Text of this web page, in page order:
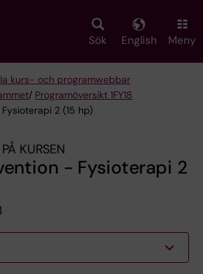
Sök English Meny
kurs- och programwebbar
/ Programöversikt 1FY18
2 (15 hp)
KURSEN
- Fysioterapi 2